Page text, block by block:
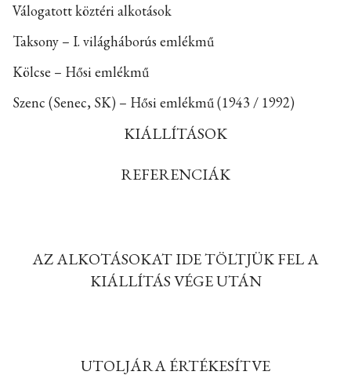
Válogatott köztéri alkotások
Taksony – I. világháborús emlékmű
Kölcse – Hősi emlékmű
Szenc (Senec, SK) – Hősi emlékmű (1943 / 1992)
KIÁLLÍTÁSOK
REFERENCIÁK
AZ ALKOTÁSOKAT IDE TÖLTJÜK FEL A
KIÁLLÍTÁS VÉGE UTÁN
UTOLJÁRA ÉRTÉKESÍTVE